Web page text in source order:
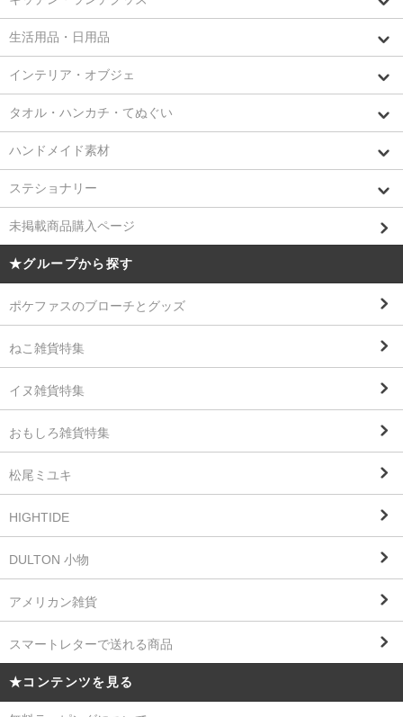
生活用品・日用品
インテリア・オブジェ
タオル・ハンカチ・てぬぐい
ハンドメイド素材
ステショナリー
未掲載商品購入ページ
★グループから探す
ポケファスのブローチとグッズ
ねこ雑貨特集
イヌ雑貨特集
おもしろ雑貨特集
松尾ミユキ
HIGHTIDE
DULTON 小物
アメリカン雑貨
スマートレターで送れる商品
★コンテンツを見る